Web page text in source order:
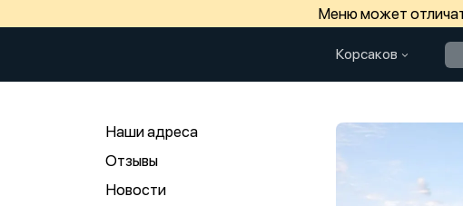
Меню может
Корсаков
Наши адреса
Отзывы
Новости